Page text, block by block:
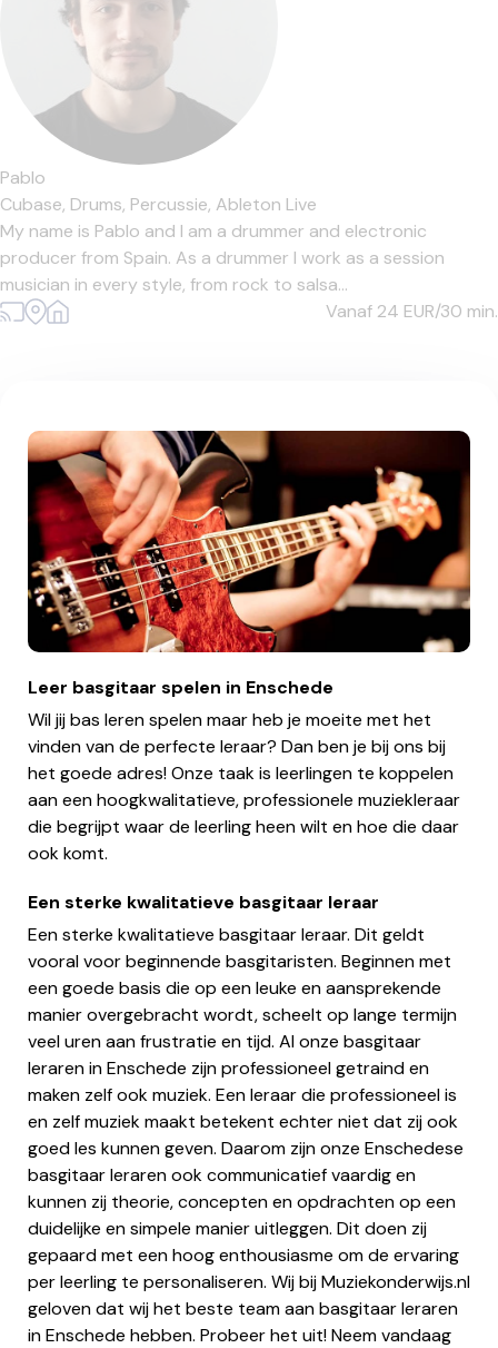
Pablo
Cubase, Drums, Percussie, Ableton Live
My name is Pablo and I am a drummer and electronic
producer from Spain. As a drummer I work as a session
musician in every style, from rock to salsa...
Vanaf 24 EUR/30 min.
Leer basgitaar spelen in Enschede
Wil jij bas leren spelen maar heb je moeite met het
vinden van de perfecte leraar? Dan ben je bij ons bij
het goede adres! Onze taak is leerlingen te koppelen
aan een hoogkwalitatieve, professionele muziekleraar
die begrijpt waar de leerling heen wilt en hoe die daar
ook komt.
Een sterke kwalitatieve basgitaar leraar
Een sterke kwalitatieve basgitaar leraar. Dit geldt
vooral voor beginnende basgitaristen. Beginnen met
een goede basis die op een leuke en aansprekende
manier overgebracht wordt, scheelt op lange termijn
veel uren aan frustratie en tijd. Al onze basgitaar
leraren in Enschede zijn professioneel getraind en
maken zelf ook muziek. Een leraar die professioneel is
en zelf muziek maakt betekent echter niet dat zij ook
goed les kunnen geven. Daarom zijn onze Enschedese
basgitaar leraren ook communicatief vaardig en
kunnen zij theorie, concepten en opdrachten op een
duidelijke en simpele manier uitleggen. Dit doen zij
gepaard met een hoog enthousiasme om de ervaring
per leerling te personaliseren. Wij bij Muziekonderwijs.nl
geloven dat wij het beste team aan basgitaar leraren
in Enschede hebben. Probeer het uit! Neem vandaag